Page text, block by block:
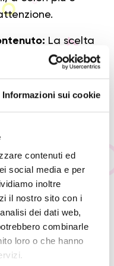
Informazioni sui cookie
contenuti ed
social media e per
inoltre
il nostro sito con i
dei dati web,
combinarle
loro o che hanno
La scelta
anche dalla
un effetto diverso
è necessario
contenuto:
se icolori
coerenti o meno